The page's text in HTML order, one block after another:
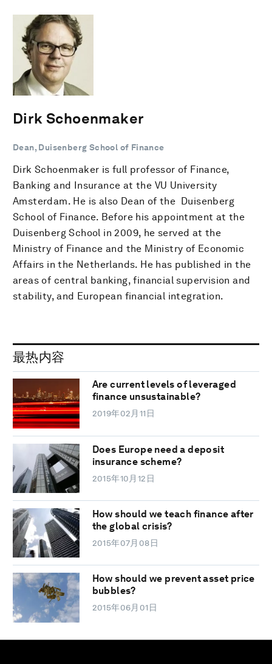
Dirk Schoenmaker
Dean, Duisenberg School of Finance
Dirk Schoenmaker is full professor of Finance,
Banking and Insurance at the VU University
Amsterdam. He is also Dean of the Duisenberg
School of Finance. Before his appointment at the
Duisenberg School in 2009, he served at the
Ministry of Finance and the Ministry of Economic
Affairs in the Netherlands. He has published in the
areas of central banking, financial supervision and
stability, and European financial integration.
最热内容
Are current levels of leveraged
finance unsustainable?
2019年02月11日
Does Europe need a deposit
insurance scheme?
2015年10月12日
How should we teach finance after
the global crisis?
2015年07月08日
How should we prevent asset price
bubbles?
2015年06月01日